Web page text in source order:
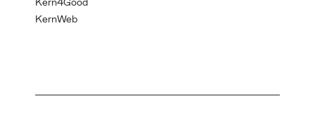
Kern4Good
KernWeb